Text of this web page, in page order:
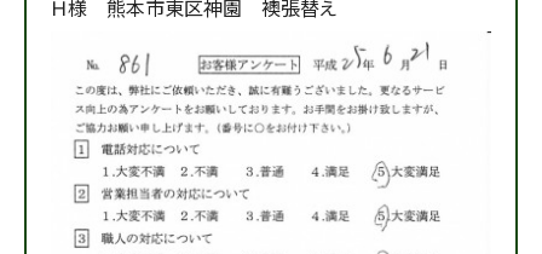
Ｈ様 熊本市東区神園 襖張替え